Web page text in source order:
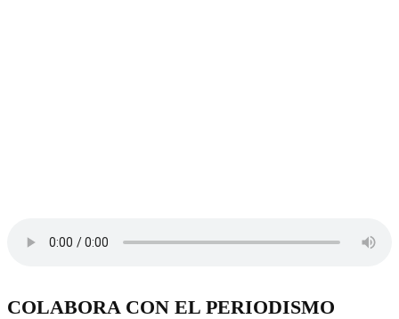
COLABORA CON EL PERIODISMO